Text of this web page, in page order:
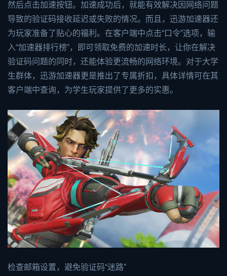
然后点击加速按钮。加速成功后，就能有效解决因网络问题
导致的验证码接收延迟或失败的情况。而且，迅游加速器还
为玩家准备了贴心的福利。在客户端中点击“口令”选项，输
入“加速器排行榜”，即可领取免费的加速时长，让你在解决
验证码问题的同时，还能体验更流畅的网络环境。对于大学
生群体，迅游加速器更是推出了专属折扣，具体详情可在其
客户端中查询，为学生玩家提供了更多的实惠。
检查邮箱设置，避免验证码“迷路”